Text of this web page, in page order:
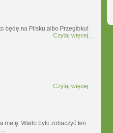
będę na Pilsku albo Przegibku!
Czytaj więcej...
Czytaj więcej...
metę. Warto było zobaczyć ten